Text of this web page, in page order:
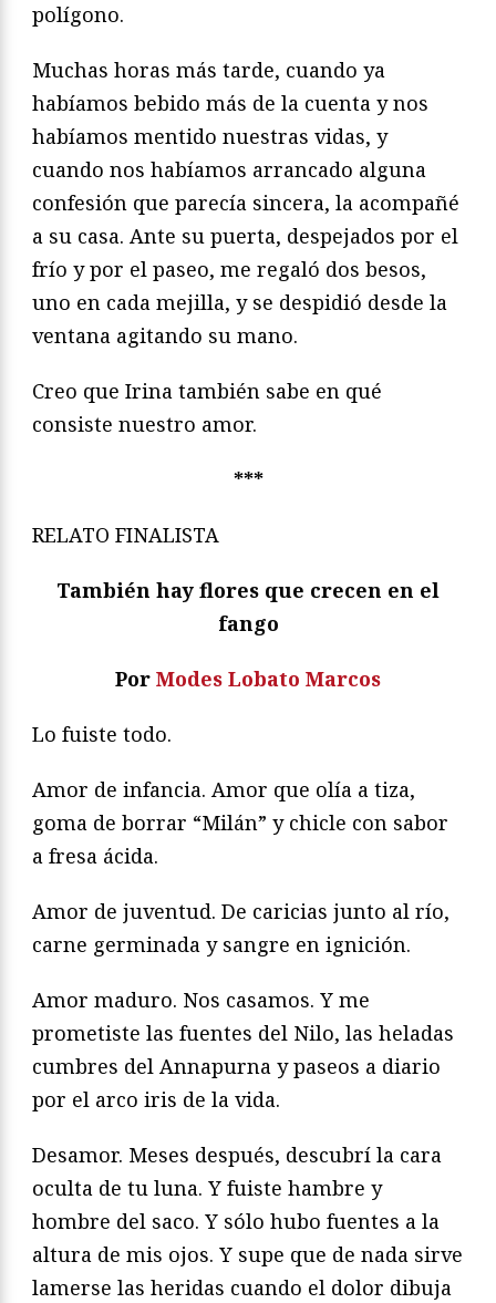
polígono.
Muchas horas más tarde, cuando ya
habíamos bebido más de la cuenta y nos
habíamos mentido nuestras vidas, y
cuando nos habíamos arrancado alguna
confesión que parecía sincera, la acompañé
a su casa. Ante su puerta, despejados por el
frío y por el paseo, me regaló dos besos,
uno en cada mejilla, y se despidió desde la
ventana agitando su mano.
Creo que Irina también sabe en qué
consiste nuestro amor.
***
RELATO FINALISTA
También hay flores que crecen en el
fango
Por Modes Lobato Marcos
Lo fuiste todo.
Amor de infancia. Amor que olía a tiza,
goma de borrar “Milán” y chicle con sabor
a fresa ácida.
Amor de juventud. De caricias junto al río,
carne germinada y sangre en ignición.
Amor maduro. Nos casamos. Y me
prometiste las fuentes del Nilo, las heladas
cumbres del Annapurna y paseos a diario
por el arco iris de la vida.
Desamor. Meses después, descubrí la cara
oculta de tu luna. Y fuiste hambre y
hombre del saco. Y sólo hubo fuentes a la
altura de mis ojos. Y supe que de nada sirve
lamerse las heridas cuando el dolor dibuja